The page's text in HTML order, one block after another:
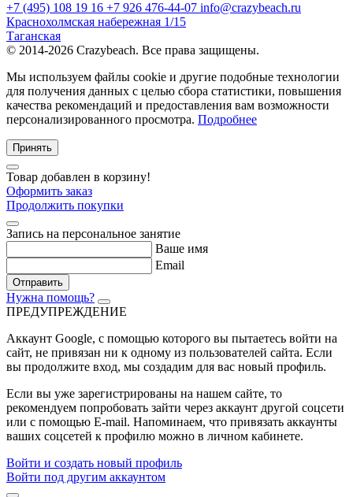
+7 (495) 108 19 16 +7 926 476-44-07 info@crazybeach.ru
Краснохолмская набережная 1/15
Таганская
© 2014-2026 Crazybeach. Все права защищены.
Мы используем файлы cookie и другие подобные технологии
для получения данных с целью сбора статистики, повышения
качества рекомендаций и предоставления вам возможности
персонализированного просмотра. Подробнее
Принять
Товар добавлен в корзину!
Оформить заказ
Продолжить покупки
Запись на персональное занятие
Ваше имя
Email
Отправить
Нужна помощь?
ПРЕДУПРЕЖДЕНИЕ
Аккаунт Google, с помощью которого вы пытаетесь войти на
сайт, не привязан ни к одному из пользователей сайта. Если
вы продолжите вход, мы создадим для вас новый профиль.
Если вы уже зарегистрированы на нашем сайте, то
рекомендуем попробовать зайти через аккаунт другой соцсети
или с помощью E-mail. Напоминаем, что привязать аккаунты
ваших соцсетей к профилю можно в личном кабинете.
Войти и создать новый профиль
Войти под другим аккаунтом